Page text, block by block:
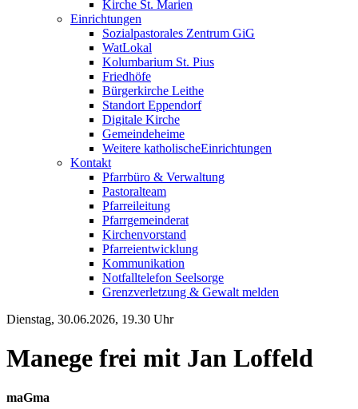
Kirche St. Marien
Einrichtungen
Sozialpastorales Zentrum GiG
WatLokal
Kolumbarium St. Pius
Friedhöfe
Bürgerkirche Leithe
Standort Eppendorf
Digitale Kirche
Gemeindeheime
Weitere katholische­­Einrichtungen
Kontakt
Pfarrbüro & Verwaltung
Pastoralteam
Pfarreileitung
Pfarrgemeinderat
Kirchenvorstand
Pfarreientwicklung
Kommunikation
Notfalltelefon Seelsorge
Grenzverletzung & Gewalt melden
Dienstag, 30.06.2026, 19.30 Uhr
Manege frei mit Jan Loffeld
maGma